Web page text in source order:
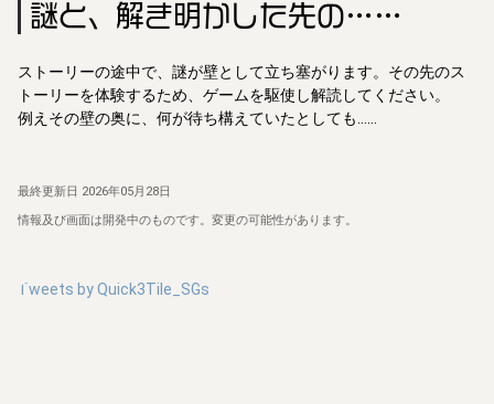
謎と、解き明かした先の……
ストーリーの途中で、謎が壁として立ち塞がります。その先のス
トーリーを体験するため、ゲームを駆使し解読してください。
例えその壁の奥に、何が待ち構えていたとしても……
最終更新日 2026年05月28日
情報及び画面は開発中のものです。変更の可能性があります。
Tweets byQuick3Tile_SGs